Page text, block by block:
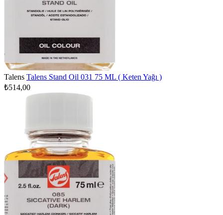
Talens Talens Stand Oil 031 75 ML ( Keten Yağı )
₺514,00